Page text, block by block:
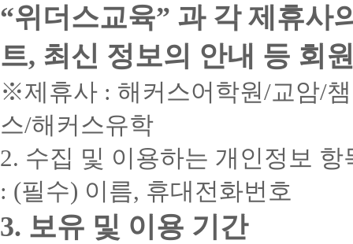
“위더스교육” 과 각 제휴사
트, 최신 정보의 안내 등 회
※제휴사 : 해커스어학원/교암/
스/해커스유학
2. 수집 및 이용하는 개인정보 항
: (필수) 이름, 휴대전화번호
3. 보유 및 이용 기간